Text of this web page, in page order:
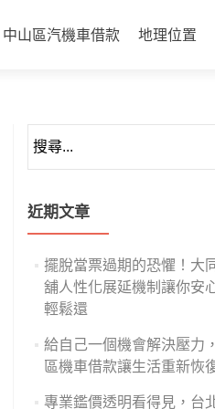
中山區汽機車借款 地理位置
尋
鍵
字:
近期文章
擺脫當票過期的恐懼！大
舖人性化展延機制讓你安
輕鬆還
給自己一個機會解決壓力
區機車借款讓生活重新恢
專業鑑價透明看得見，台